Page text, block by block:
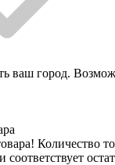
ваш город.
Количество